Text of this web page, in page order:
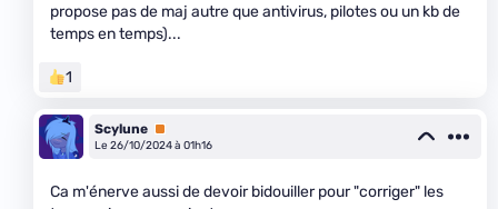
propose pas de maj autre que antivirus, pilotes ou un kb de
temps en temps)...
1
Scylune Premium
Le 26/10/2024 à 01h16
Ca m'énerve aussi de devoir bidouiller pour "corriger" les